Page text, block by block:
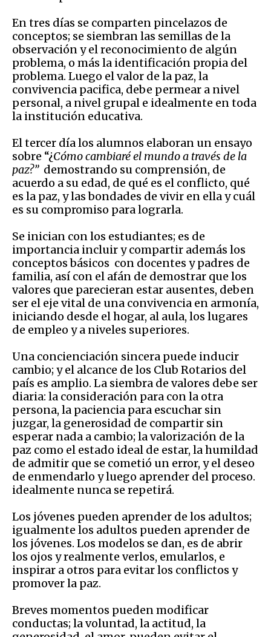
En tres días se comparten pincelazos de
conceptos; se siembran las semillas de la
observación y el reconocimiento de algún
problema, o más la identificación propia del
problema. Luego el valor de la paz, la
convivencia pacifica, debe permear a nivel
personal, a nivel grupal e idealmente en toda
la institución educativa.
El tercer día los alumnos elaboran un ensayo
sobre “¿Cómo cambiaré el mundo a través de la
paz?”demostrando su comprensión, de
acuerdo a su edad, de qué es el conflicto, qué
es la paz, y las bondades de vivir en ella y cuál
es su compromiso para lograrla.
Se inician con los estudiantes; es de
importancia incluir y compartir además los
conceptos básicos con docentes y padres de
familia, así con el afán de demostrar que los
valores que parecieran estar ausentes, deben
ser el eje vital de una convivencia en armonía,
iniciando desde el hogar, al aula, los lugares
de empleo y a niveles superiores.
Una concienciación sincera puede inducir
cambio; y el alcance de los Club Rotarios del
país es amplio. La siembra de valores debe ser
diaria: la consideración para con la otra
persona, la paciencia para escuchar sin
juzgar, la generosidad de compartir sin
esperar nada a cambio; la valorización de la
paz como el estado ideal de estar, la humildad
de admitir que se cometió un error, y el deseo
de enmendarlo y luego aprender del proceso.
idealmente nunca se repetirá.
Los jóvenes pueden aprender de los adultos;
igualmente los adultos pueden aprender de
los jóvenes. Los modelos se dan, es de abrir
los ojos y realmente verlos, emularlos, e
inspirar a otros para evitar los conflictos y
promover la paz.
Breves momentos pueden modificar
conductas; la voluntad, la actitud, la